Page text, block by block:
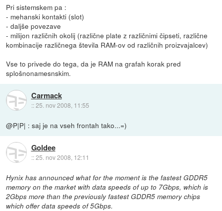
Pri sistemskem pa :
- mehanski kontakti (slot)
- daljše povezave
- milijon različnih okolij (različne plate z različnimi čipseti, različne
kombinacije različnega števila RAM-ov od različnih proizvajalcev)
Vse to privede do tega, da je RAM na grafah korak pred
splošnonamesnskim.
Carmack
::25. nov 2008, 11:55
@P|P| : saj je na vseh frontah tako...=)
Goldee
::25. nov 2008, 12:11
Hynix has announced what for the moment is the fastest GDDR5
memory on the market with data speeds of up to 7Gbps, which is
2Gbps more than the previously fastest GDDR5 memory chips
which offer data speeds of 5Gbps.